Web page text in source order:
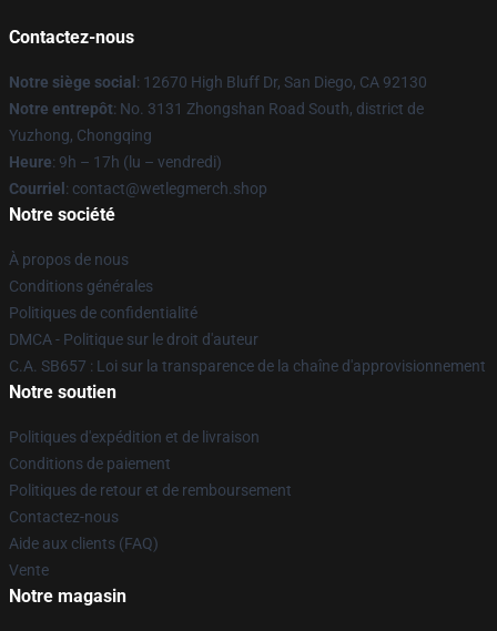
Contactez-nous
Notre siège social : 12670 High Bluff Dr, San Diego, CA 92130
Notre entrepôt: No. 3131 Zhongshan Road South, district de
Yuzhong, Chongqing
Heure: 9h – 17h (lu – vendredi)
Courriel : contact@wetlegmerch.shop
Notre société
À propos de nous
Conditions générales
Politiques de confidentialité
DMCA - Politique sur le droit d'auteur
C.A. SB657 : Loi sur la transparence de la chaîne d'approvisionnement
Notre soutien
Politiques d'expédition et de livraison
Conditions de paiement
Politiques de retour et de remboursement
Contactez-nous
Aide aux clients (FAQ)
Vente
Notre magasin